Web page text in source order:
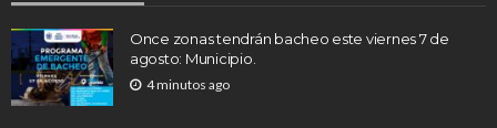
Once zonas tendrán bacheo este viernes 7 de
agosto: Municipio.
4 minutos ago